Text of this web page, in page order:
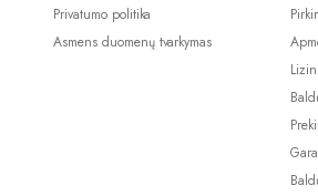
Privatumo politika
Asmens duomenų tvarkymas